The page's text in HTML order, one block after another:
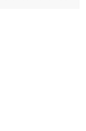
侦测功能。选配